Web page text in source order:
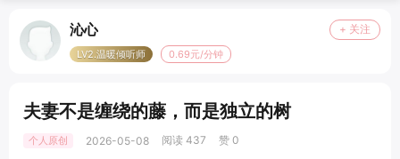
沁心 + 关注
LV2.温暖倾听师 0.69元/分钟
夫妻不是缠绕的藤，而是独立的树
个人原创 2026-05-08 阅读 437 赞 0